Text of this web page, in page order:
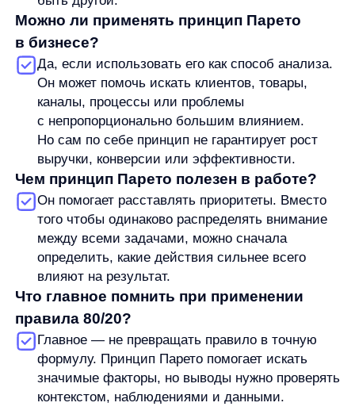
anyQuery
anyRecs
anyReviews
Материалы
Блог
Документация
по интеграции
об IT-деятельности
Контакты
any-hello@tbank.ru
support@diginetica.com
+7 (985) 674-48-98
Вакансии
Документы
Реквизиты
Лицензионный договор-оферта
Политика обработки персональных данных
Согласие на обработку персональных данных
Рекомендательные алгоритмы
Деятельность в области ИТ
Согласие на получение рекламных и информационных
Руководство пользователя
Функциональные характеристики программного обеспечения
ПО распространяется в виде интернет-сервиса, специальные действия по